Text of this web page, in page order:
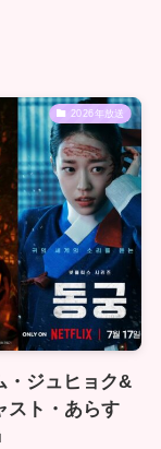
2026年放送
・ジュヒョク&
スト・あらす